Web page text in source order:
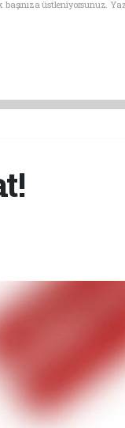
üstleniyorsunuz.